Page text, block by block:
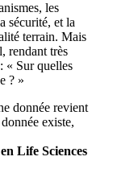
les
sécurité, et la
terrain. Mais
rendant très
« Sur quelles
? »
donnée revient
existe,
Life Sciences